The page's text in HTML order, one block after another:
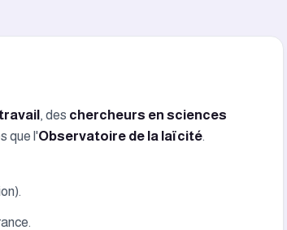
, des chercheurs en sciences
que l'Observatoire de la laïcité.